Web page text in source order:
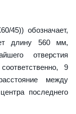
45)) обозначает,
длину 560 мм,
отверстия
9
между
последнего